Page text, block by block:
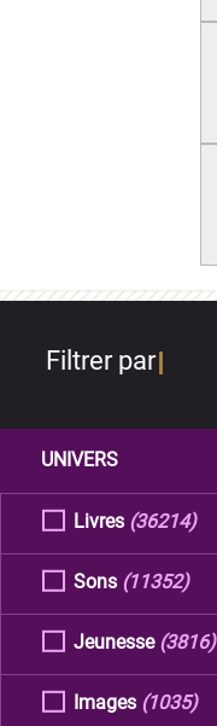
Filtrer par
UNIVERS
Livres (36214)
Sons (11352)
Jeunesse (3816)
Images (1035)